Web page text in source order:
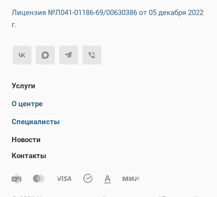
Лицензия №Л041-01186-69/00630386 от 05 декабря 2022
г.
Услуги
О центре
Специалисты
Новости
Контакты